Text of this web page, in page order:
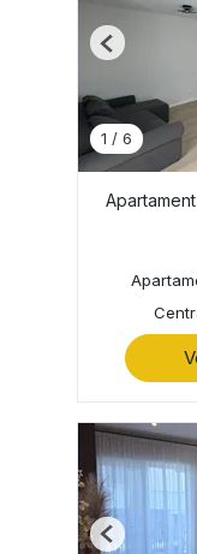
1 / 6
Previous
Previous